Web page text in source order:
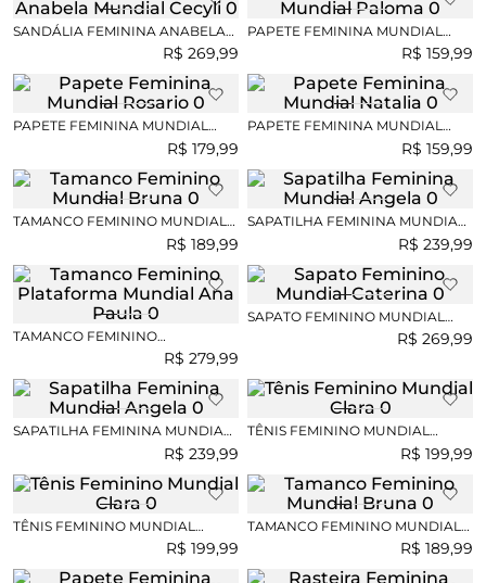
SANDÁLIA FEMININA ANABELA
R$ 269,99
PAPETE FEMININA MUNDIAL
R$ 159,99
PAPETE FEMININA MUNDIAL
R$ 179,99
PAPETE FEMININA MUNDIAL
R$ 159,99
TAMANCO FEMININO MUNDIAL
R$ 189,99
SAPATILHA FEMININA MUNDIAL
R$ 239,99
TAMANCO FEMININO
PLATAFORMA MUNDIAL ANA
R$ 279,99
SAPATO FEMININO MUNDIAL
R$ 269,99
SAPATILHA FEMININA MUNDIAL
R$ 239,99
TÊNIS FEMININO MUNDIAL
R$ 199,99
TÊNIS FEMININO MUNDIAL
R$ 199,99
TAMANCO FEMININO MUNDIAL
R$ 189,99